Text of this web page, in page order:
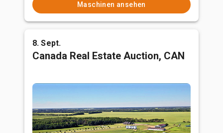
Maschinen ansehen
8. Sept.
Canada Real Estate Auction, CAN